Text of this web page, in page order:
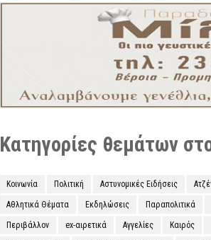
Κατηγορίες θεμάτων
Κοινωνία Πολιτική Αστυνομικές Ειδήσεις
Αθλητικά Θέματα Εκδηλώσεις Παραπολιτικά
Περιβάλλον ex-αιρετικά Αγγελίες Καιρός